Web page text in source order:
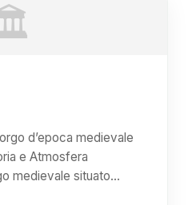
d’epoca medievale
e Atmosfera
medievale situato…